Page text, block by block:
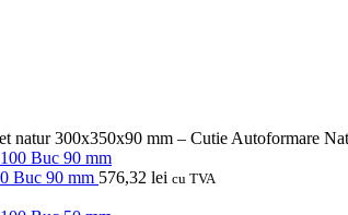
natur 300x350x90 mm – Cutie Autoformare
Buc 90 mm 576,32 lei cu TVA